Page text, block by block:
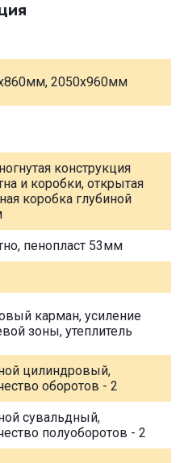
2050х960мм
конструкция
и коробки, открытая
коробка глубиной
пенопласт 53мм
карман, усиление
зоны, утеплитель
цилиндровый,
оборотов - 2
сувальдный,
полуоборотов - 2